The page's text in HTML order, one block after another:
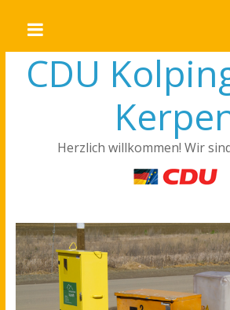
CDU
Herzlich willkommen! Wir